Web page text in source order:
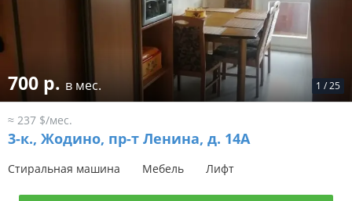
1 /25
700 р. в мес.
≈ 237 $/мес.
3-к., Жодино, пр-т Ленина, д. 14А
Стиральная машина Мебель Лифт